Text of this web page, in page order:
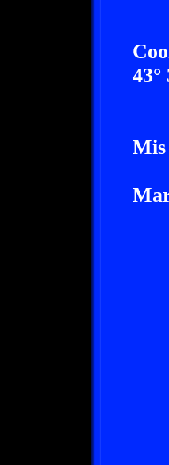
Mis